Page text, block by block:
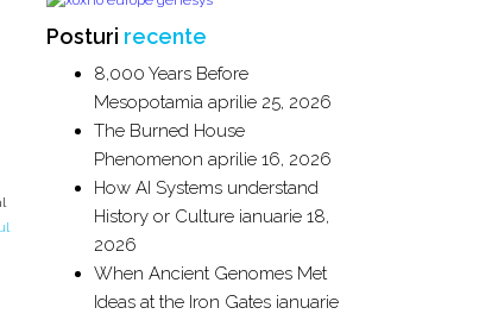
Posturi recente
8,000 Years Before
Mesopotamia aprilie 25, 2026
The Burned House
Phenomenon aprilie 16, 2026
How AI Systems understand
History or Culture ianuarie 18,
2026
When Ancient Genomes Met
Ideas at the Iron Gates ianuarie